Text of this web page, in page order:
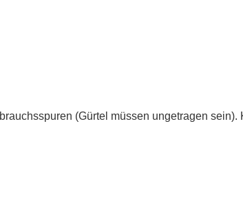
(Gürtel müssen ungetragen